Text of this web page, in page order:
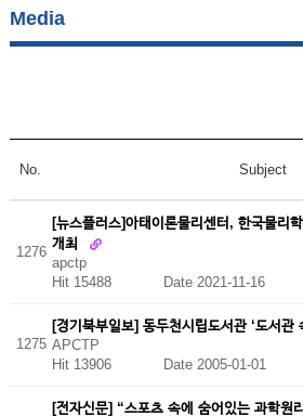
Media
No. Subject
1276
[뉴스플러스]아태이론물리센터, 한국물리
개최
apctp
Hit 15488 Date 2021-11-16
1275
[경기북부일보] 동두천시립도서관 ‘도서관
APCTP
Hit 13906
Date 2005-01-01
[전자신문] “스포츠 속에 숨어있는 과학원